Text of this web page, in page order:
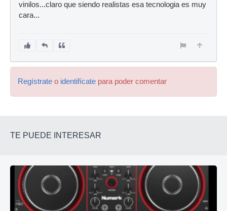
vinilos...claro que siendo realistas esa tecnologia es muy
cara...
Regístrate o identifícate para poder comentar
TE PUEDE INTERESAR